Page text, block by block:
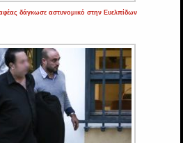
δάγκωσε αστυνομικό στην Ευελπίδων